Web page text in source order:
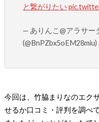
と繋がりたい
— ありんこ@アラサ
(@BnPZbx5oEM28miu)
今回は、竹脇まりなのエク
せるか口コミ・評判を調べ